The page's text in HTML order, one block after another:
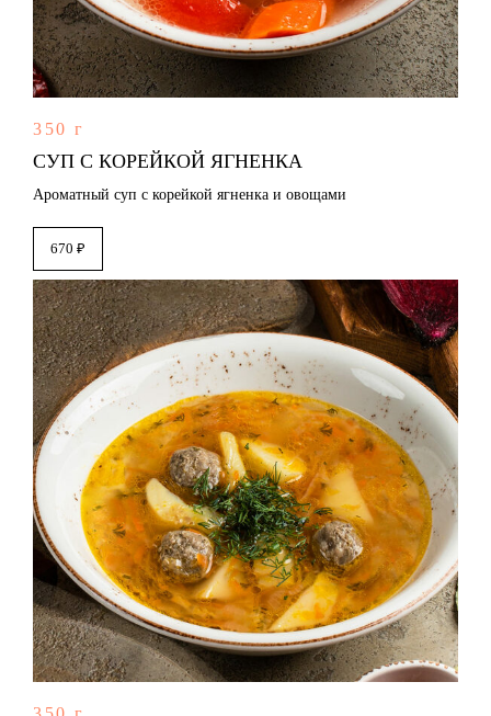
350 г
СУП С КОРЕЙКОЙ ЯГНЕНКА
Ароматный суп с корейкой ягненка и овощами
670 ₽